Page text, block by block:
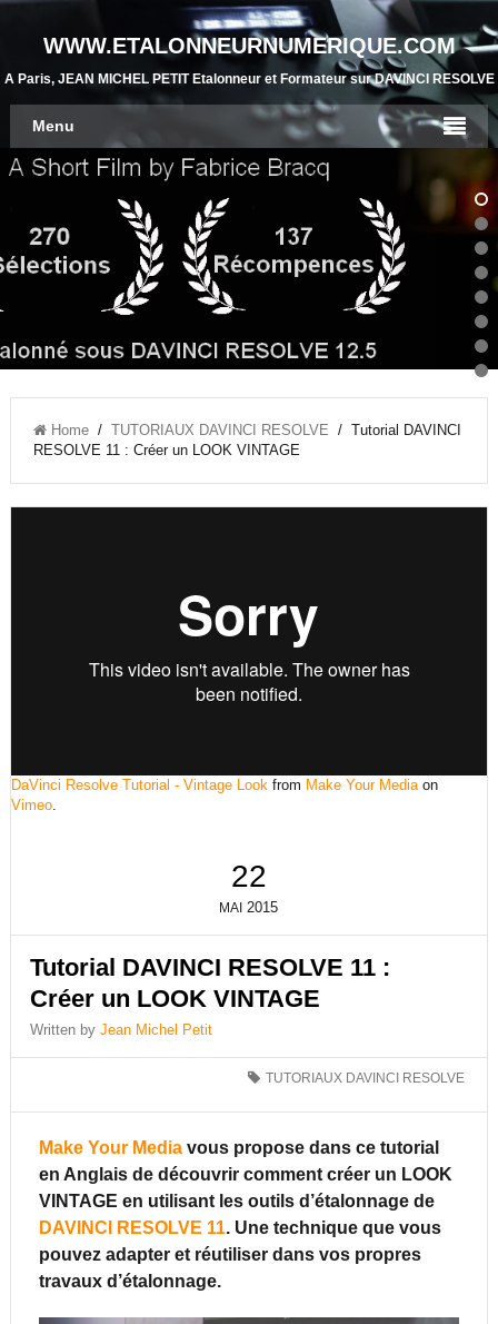
WWW.ETALONNEURNUMERIQUE.COM
A Paris, JEAN MICHEL PETIT Etalonneur et Formateur sur DAVINCI RESOLVE
Menu
Home/ TUTORIAUX DAVINCI RESOLVE / Tutorial DAVINCI
RESOLVE 11 : Créer un LOOK VINTAGE
DaVinci Resolve Tutorial - Vintage Look from Make Your Mediaon
Vimeo.
22
MAI 2015
Tutorial DAVINCI RESOLVE 11 :
Créer un LOOK VINTAGE
Written byJean Michel Petit
TUTORIAUX DAVINCI RESOLVE
Make Your Mediavous propose dans ce tutorial
en Anglais de découvrir comment créer un LOOK
VINTAGE en utilisant les outils d’étalonnage de
DAVINCI RESOLVE 11. Une technique que vous
pouvez adapter et réutiliser dans vos propres
travaux d’étalonnage.